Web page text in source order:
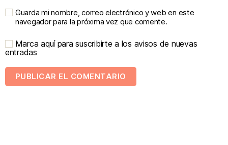
Guarda mi nombre, correo electrónico y web en este
navegador para la próxima vez que comente.
Marca aquí para suscribirte a los avisos de nuevas
entradas